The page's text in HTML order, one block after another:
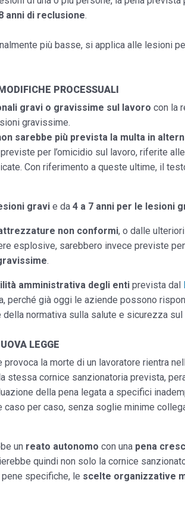
anni di reclusione.
più basse, si applica alle lesioni
PROCESSUALI
gravi o gravissime sul lavoro con la
gravissime.
sarebbe più prevista la multa in
per l’omicidio sul lavoro, riferite
Con riferimento a queste ultime, il
gravi e da 4 a 7 anni per le lesioni
non conformi, o dalle
esplosive, sarebbero invece previste
.
amministrativa degli enti prevista dal
perché già oggi le aziende possono
normativa sulla salute e sicurezza sul
LEGGE
la morte di un lavoratore rientra
stessa cornice sanzionatoria prevista,
della pena legata a specifici
per caso, senza soglie minime
un reato autonomo con una pena
quindi non solo la cornice
specifiche, le scelte organizzative